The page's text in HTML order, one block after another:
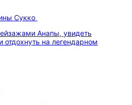
Сукко
Анапы, увидеть
на легендарном